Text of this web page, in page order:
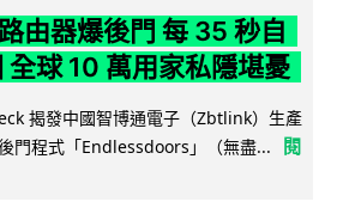
由器爆後門 每 35 秒自
全球 10 萬用家私隱堪憂
揭發中國智博通電子（Zbtlink）生產
門程式「Endlessdoors」（無盡...
閱